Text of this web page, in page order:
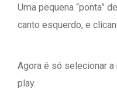
Uma pequena “ponta”
canto esquerdo, e
Agora é só selecionar
play.